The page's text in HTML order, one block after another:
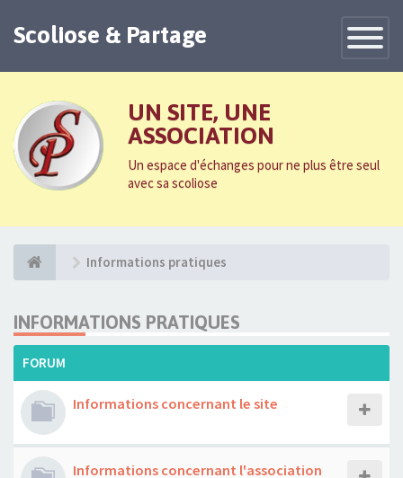
Toggle
Scoliose & Partage
UN SITE, UNE
ASSOCIATION
Un espace d'échanges pour ne plus être seul
avec sa scoliose
Informations pratiques
INFORMATIONS PRATIQUES
FORUM
Informations concernant le site
Informations concernant l'association